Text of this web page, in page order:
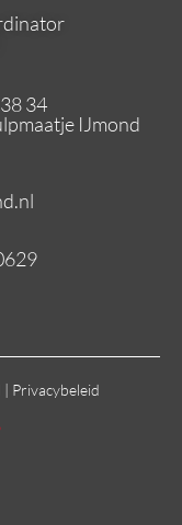
34
IJmond
| Privacybeleid